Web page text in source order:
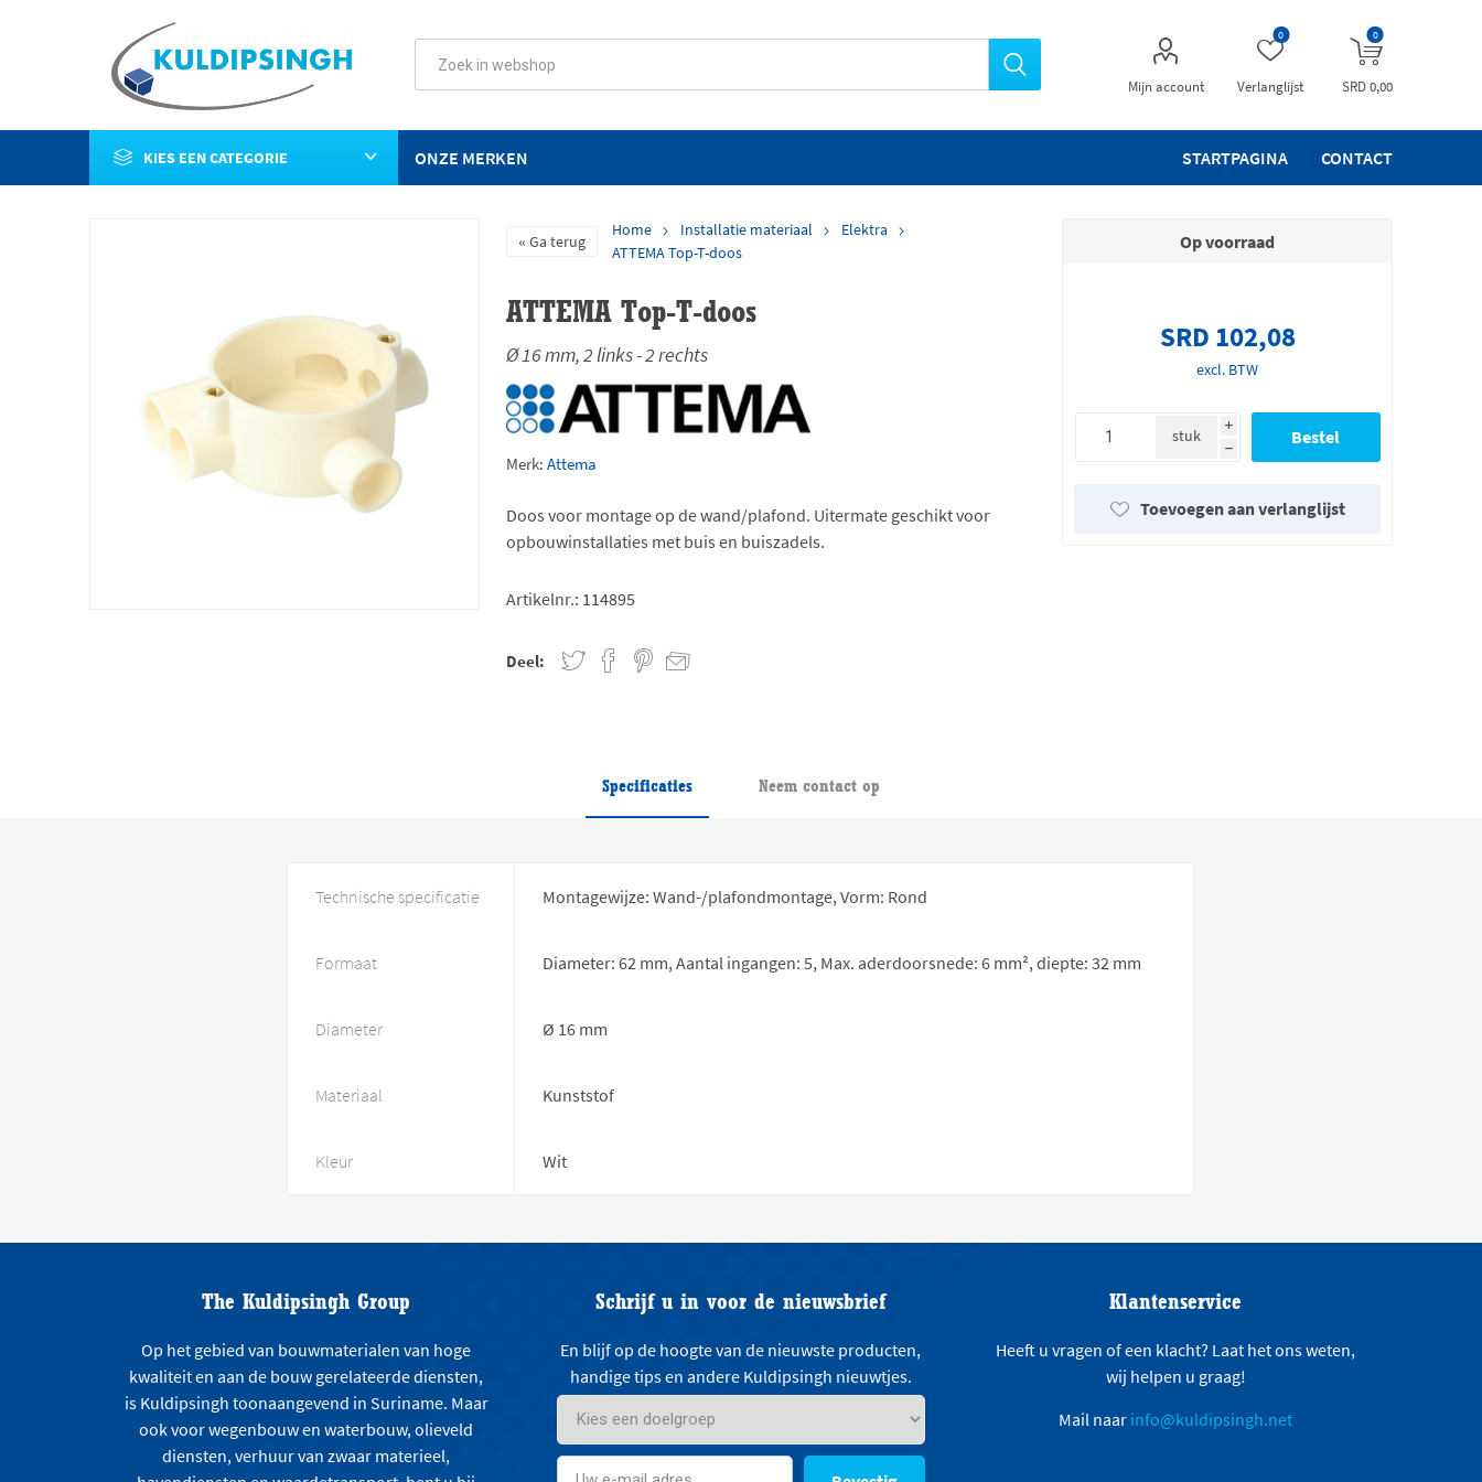
Mijn account Verlanglijst
0 0
SRD 0,00
KIES EEN CATEGORIE STARTPAGINA CONTACT
ONZE MERKEN
Ga terug
Home Installatie materiaal
Elektra
ATTEMA Top-T-doos
ATTEMA Top-T-doos
Ø 16 mm, 2 links - 2 rechts
Merk: Attema
Doos voor montage op de wand/plafond. Uitermate geschikt voor
opbouwinstallaties met buis en buiszadels.
Artikelnr.: 114895
Deel:
Op voorraad
SRD 102,08
excl. BTW
i
h
stuk
Toevoegen aan verlanglijst
Specificaties Neem contact op
Technische specificatie Montagewijze: Wand-/plafondmontage, Vorm: Rond
Formaat Diameter: 62 mm, Aantal ingangen: 5, Max. aderdoorsnede: 6 mm², diepte: 32 mm
Diameter Ø 16 mm
Materiaal Kunststof
Kleur Wit
The Kuldipsingh Group
Op het gebied van bouwmaterialen van hoge
kwaliteit en aan de bouw gerelateerde diensten,
is Kuldipsingh toonaangevend in Suriname. Maar
ook voor wegenbouw en waterbouw, olieveld
diensten, verhuur van zwaar materieel,
Schrijf u in voor de nieuwsbrief
En blijf op de hoogte van de nieuwste producten,
handige tips en andere Kuldipsingh nieuwtjes.
Klantenservice
Heeft u vragen of een klacht? Laat het ons weten,
wij helpen u graag!
Mail naar info@kuldipsingh.net